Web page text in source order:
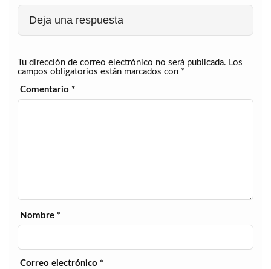
Deja una respuesta
Tu dirección de correo electrónico no será publicada. Los
campos obligatorios están marcados con *
Comentario *
Nombre *
Correo electrónico *